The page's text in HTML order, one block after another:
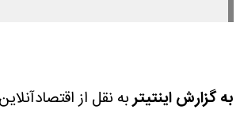
به گزارش اینتیتربه نقل از